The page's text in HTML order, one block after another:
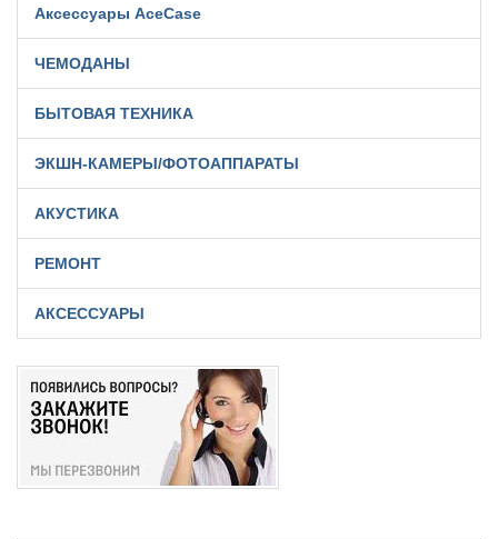
Аксессуары AceCase
ЧЕМОДАНЫ
БЫТОВАЯ ТЕХНИКА
ЭКШН-КАМЕРЫ/ФОТОАППАРАТЫ
АКУСТИКА
РЕМОНТ
АКСЕССУАРЫ